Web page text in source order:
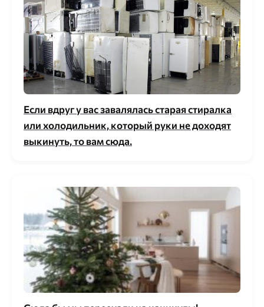
Если вдруг у вас завалялась старая стиралка
или холодильник, который руки не доходят
выкинуть, то вам сюда.